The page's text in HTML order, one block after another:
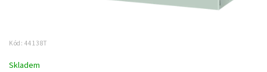
Kód: 44138T
Skladem